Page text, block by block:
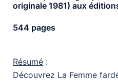
originale 1981) aux
544 pages
Résumé :
Découvrez La Femme